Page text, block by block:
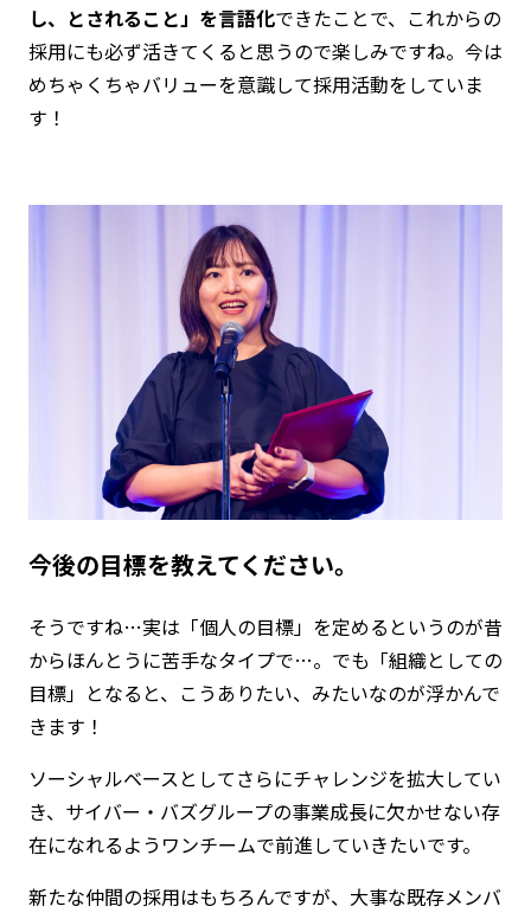
し、とされること」を言語化できたことで、これからの
採用にも必ず活きてくると思うので楽しみですね。今は
めちゃくちゃバリューを意識して採用活動をしていま
す！
――今後の目標を教えてください。
そうですね…実は「個人の目標」を定めるというのが昔
からほんとうに苦手なタイプで…。でも「組織としての
目標」となると、こうありたい、みたいなのが浮かんで
きます！
ソーシャルベースとしてさらにチャレンジを拡大してい
き、サイバー・バズグループの事業成長に欠かせない存
在になれるようワンチームで前進していきたいです。
新たな仲間の採用はもちろんですが、大事な既存メンバ